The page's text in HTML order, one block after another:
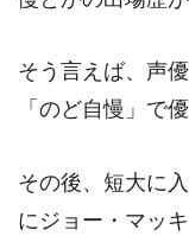
そう言えば、声
「のど自慢」で
その後、短大に
にジョー・マッ